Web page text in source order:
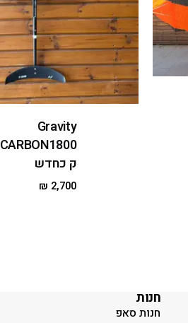
Gravity
CARBON1800
ק כחדש
₪ 2,700
חנות
חנות סאפ